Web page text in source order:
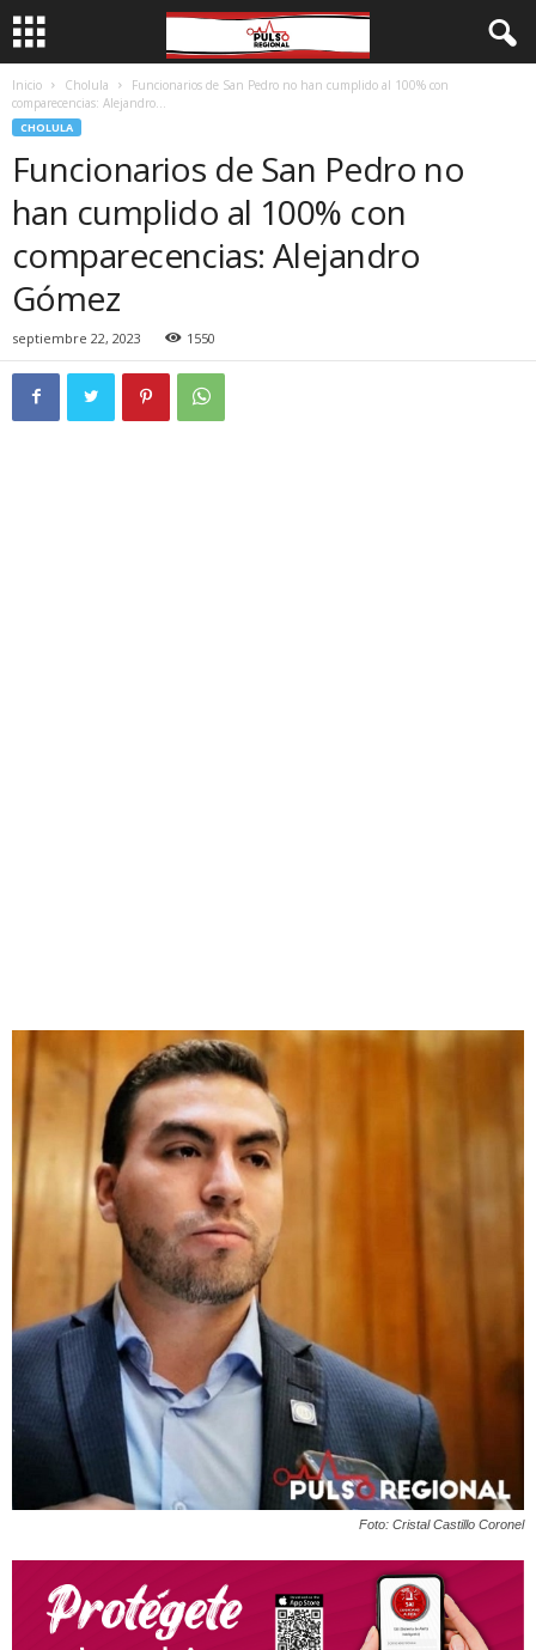
Inicio Cholula
Funcionarios de San Pedro no han cumplido al 100% con
comparecencias: Alejandro...
CHOLULA
Funcionarios de San Pedro no
han cumplido al 100% con
comparecencias: Alejandro
Gómez
septiembre 22, 2023 1550
Foto: Cristal Castillo Coronel